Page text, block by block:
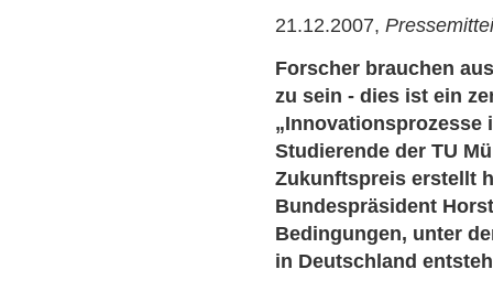
21.12.2007,
Forscher brauchen
zu sein - dies ist ein
„Innovationsprozesse
Studierende der TU
Zukunftspreis erstellt
Bundespräsident
Bedingungen, unter
in Deutschland